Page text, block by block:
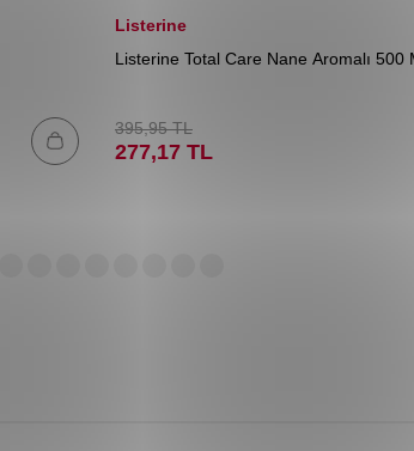
Listerine
Listerine Total Care Nane Aromalı 500
395,95TL
277,17 TL